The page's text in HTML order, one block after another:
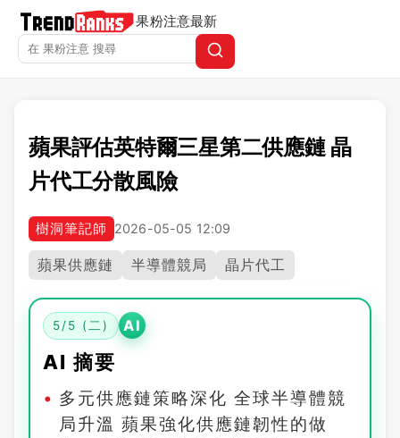
果粉注意最新
蘋果評估英特爾三星第二供應鏈 晶
片代工分散風險
樹洞筆記師 2026-05-05 12:09
蘋果供應鏈 半導體競局 晶片代工
5/5 (二) AI
AI 摘要
多元供應鏈策略深化 全球半導體競
局升溫 蘋果強化供應鏈韌性的做